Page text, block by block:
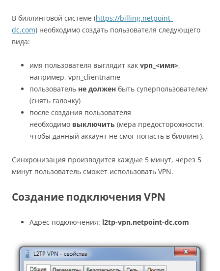
В биллинговой системе (https://billing.netpoint-
dc.com) необходимо создать пользователя следующего
вида:
имя пользователя выглядит как vpn_<имя>,
например, vpn_clientname
пользователь не должен быть суперпользователем
(снять галочку)
после создания пользователя
необходимо выключить (мера предосторожности,
чтобы данный аккаунт не смог попасть в биллинг).
Синхронизация производится каждые 5 минут, через 5
минут пользователь сможет использовать VPN.
Создание подключения VPN
Адрес подключения: l2tp-vpn.netpoint-dc.com